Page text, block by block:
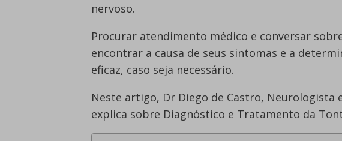
nervoso.
Procurar atendimento médico e conversar
encontrar a causa de seus sintomas e a
eficaz, caso seja necessário.
Neste artigo, Dr Diego de Castro, Neurologista
explica sobre Diagnóstico e Tratamento da